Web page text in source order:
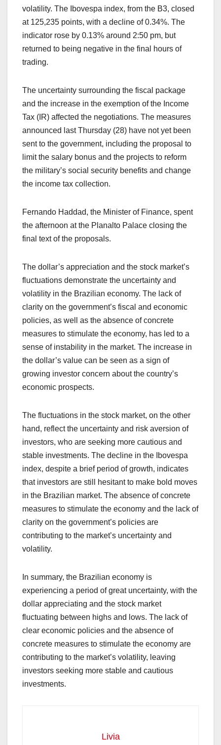
volatility. The Ibovespa index, from the B3, closed
at 125,235 points, with a decline of 0.34%. The
indicator rose by 0.13% around 2:50 pm, but
returned to being negative in the final hours of
trading.
The uncertainty surrounding the fiscal package
and the increase in the exemption of the Income
Tax (IR) affected the negotiations. The measures
announced last Thursday (28) have not yet been
sent to the government, including the proposal to
limit the salary bonus and the projects to reform
the military’s social security benefits and change
the income tax collection.
Fernando Haddad, the Minister of Finance, spent
the afternoon at the Planalto Palace closing the
final text of the proposals.
The dollar’s appreciation and the stock market’s
fluctuations demonstrate the uncertainty and
volatility in the Brazilian economy. The lack of
clarity on the government’s fiscal and economic
policies, as well as the absence of concrete
measures to stimulate the economy, has led to a
sense of instability in the market. The increase in
the dollar’s value can be seen as a sign of
growing investor concern about the country’s
economic prospects.
The fluctuations in the stock market, on the other
hand, reflect the uncertainty and risk aversion of
investors, who are seeking more cautious and
stable investments. The decline in the Ibovespa
index, despite a brief period of growth, indicates
that investors are still hesitant to make bold moves
in the Brazilian market. The absence of concrete
measures to stimulate the economy and the lack of
clarity on the government’s policies are
contributing to the market’s uncertainty and
volatility.
In summary, the Brazilian economy is
experiencing a period of great uncertainty, with the
dollar appreciating and the stock market
fluctuating between highs and lows. The lack of
clear economic policies and the absence of
concrete measures to stimulate the economy are
contributing to the market’s volatility, leaving
investors seeking more stable and cautious
investments.
Livia